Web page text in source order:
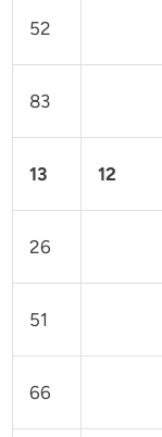
52
83
13 12
26
51
66